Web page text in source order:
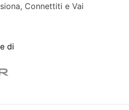
Connettiti e Vai
di